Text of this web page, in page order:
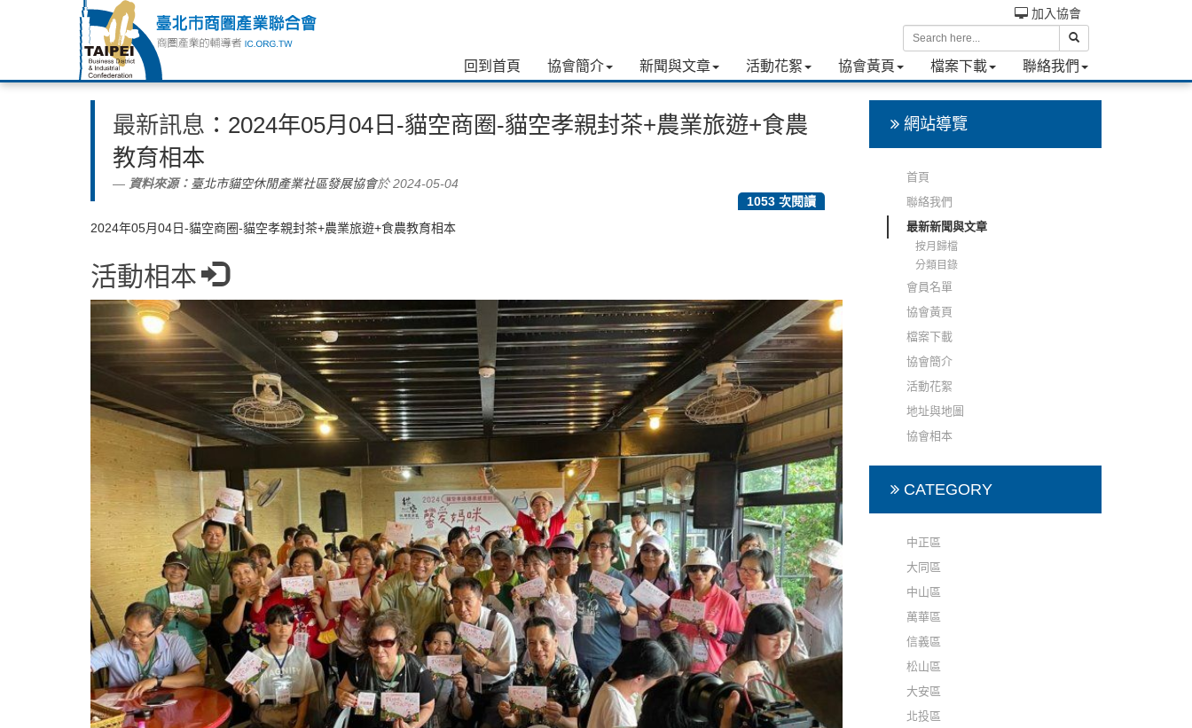
回到首頁 協會簡介 新聞與文章 活動花絮 協會黃頁 檔案下載 聯絡我們
加入協會
最新訊息 ：2024年05月04日-貓空商圈-貓空孝親封茶+農業旅遊+食農
教育相本
資料來源： 臺北市貓空休閒產業社區發展協會於 2024-05-04
1053 次閱讀
2024年05月04日-貓空商圈-貓空孝親封茶+農業旅遊+食農教育相本
活動相本
網站導覽
首頁
聯絡我們
最新新聞與文章
按月歸檔
分類目錄
會員名單
協會黃頁
檔案下載
協會簡介
活動花絮
地址與地圖
協會相本
CATEGORY
中正區
大同區
中山區
萬華區
信義區
松山區
大安區
北投區